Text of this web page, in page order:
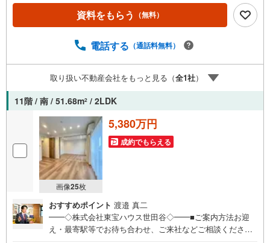
理士による確定申告の無料セミナーをご招待いたします。
◆ご予約に際して◆日時のご希望をお伝えください。（も
（居住中物件）の手配が必要な場合がございますのでご容
案内が可能となりますのでお手数ですがご一報ください。
◆物件のご案内は◆弊社へのご来社、お客様宅へのお迎
え・最寄駅での待ち合わせ、物件周辺のコンビニ等でお待
ち合わせなど、ご希望をお伝えください。ご希望条件をお
伝え頂けましたら、ご見学希望物件以外の資料も用意して
参ります。もちろん他の物件も併せてご案内させていただ
きます。
資料をもらう （無料）
電話する （通話料無料）
取り扱い不動産会社をもっと見る（全1社）
11階 / 南 / 51.68m2 / 2LDK
画像25枚
5,380万円
成約でもらえる
おすすめポイント 渡邉 真二
━━◇株式会社東宝ハウス世田谷◇━━■ご案内方法お迎
え・最寄駅等でお待ち合わせ、ご来社などご相談くださ